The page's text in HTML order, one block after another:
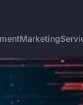
Marketing